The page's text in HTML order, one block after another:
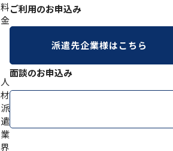
料
金
人
材
派
遣
業
界
ご利用のお申込み
派遣先企業様はこちら
面談のお申込み